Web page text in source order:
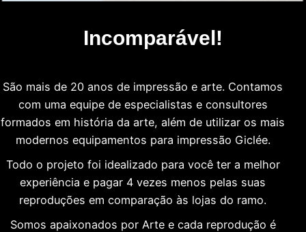
Incomparável!
São mais de 20 anos de impressão e arte. Contamos
com uma equipe de especialistas e consultores
formados em história da arte, além de utilizar os mais
modernos equipamentos para impressão Giclée.
Todo o projeto foi idealizado para você ter a melhor
experiência e pagar 4 vezes menos pelas suas
reproduções em comparação às lojas do ramo.
Somos apaixonados por Arte e cada reprodução é